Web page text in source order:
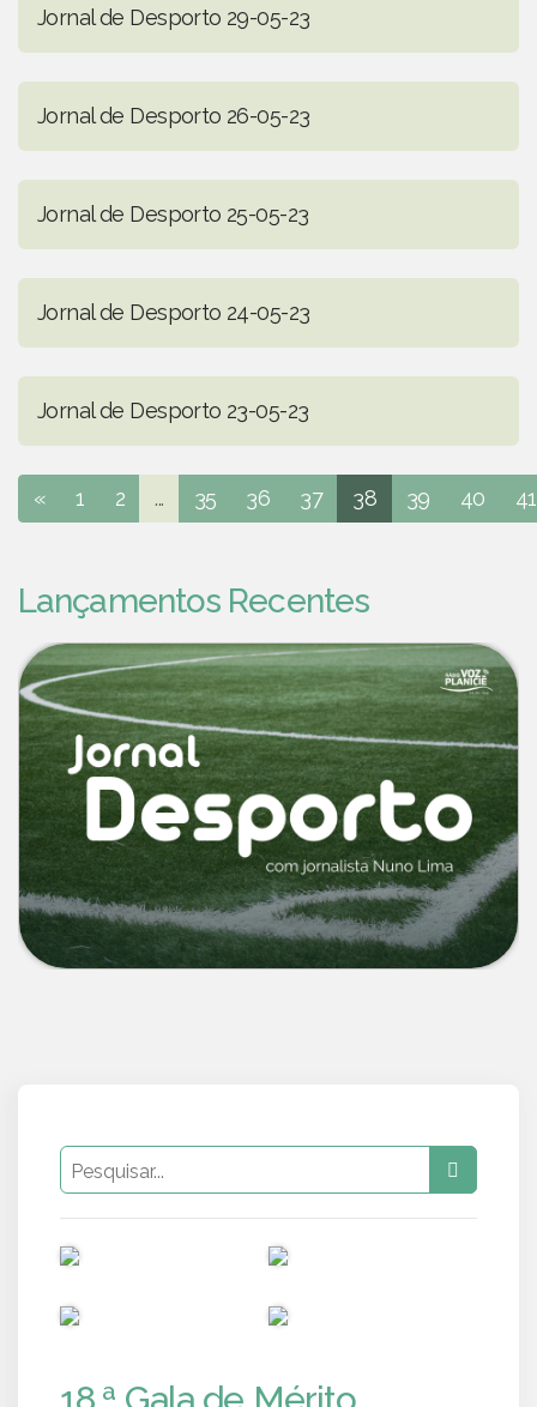
Jornal de Desporto 29-05-23
Jornal de Desporto 26-05-23
Jornal de Desporto 25-05-23
Jornal de Desporto 24-05-23
Jornal de Desporto 23-05-23
« 1 2 ... 35 36 37 38 39 40 41
Lançamentos Recentes